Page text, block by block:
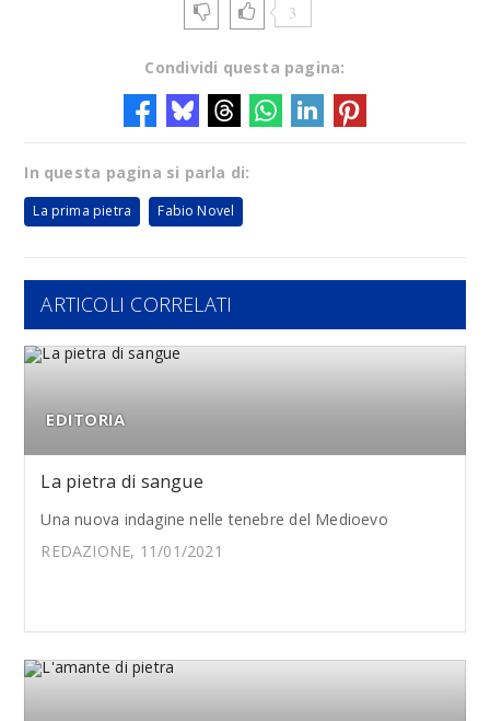
3
Condividi questa pagina:
In questa pagina si parla di:
La prima pietra Fabio Novel
ARTICOLI CORRELATI
EDITORIA
La pietra di sangue
Una nuova indagine nelle tenebre del Medioevo
REDAZIONE, 11/01/2021